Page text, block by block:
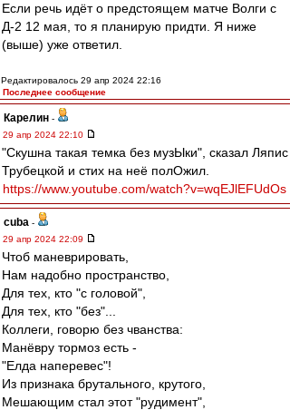
Если речь идёт о предстоящем матче Волги с
Д-2 12 мая, то я планирую придти. Я ниже
(выше) уже ответил.
Редактировалось 29 апр 2024 22:16
Последнее сообщение
Карелин -
29 апр 2024 22:10
"Скушна такая темка без музЫки", сказал Ляпис
Трубецкой и стих на неё полОжил.
https://www.youtube.com/watch?v=wqEJlEFUdOs
cuba -
29 апр 2024 22:09
Чтоб маневрировать,
Нам надобно пространство,
Для тех, кто "с головой",
Для тех, кто "без"...
Коллеги, говорю без чванства:
Манёвру тормоз есть -
"Елда наперевес"!
Из признака брутального, крутого,
Мешающим стал этот "рудимент",